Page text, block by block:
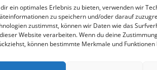
ein optimales Erlebnis zu bieten, verwenden wir
zu speichern und/oder darauf
zustimmst, können wir Daten wie das
Website verarbeiten. Wenn du deine
können bestimmte Merkmale und
Cookie-Richtlinie